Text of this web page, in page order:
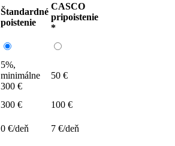
Štandardné
poistenie
CASCO
pripoistenie
*
5%,
minimálne
300 €
50 €
300 €
100 €
0 €/deň 7 €/deň